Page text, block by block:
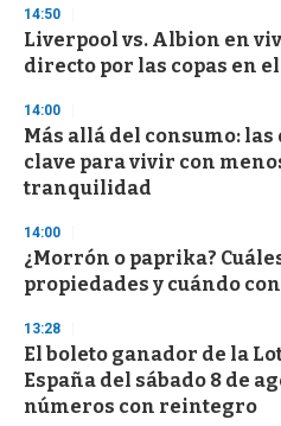
s
e
c
o
d
s
14:50
Liverpool vs. Albion en
directo por las copas en
14:00
Más allá del consumo:
clave para vivir con
tranquilidad
14:00
¿Morrón o paprika?
propiedades y cuándo
13:28
El boleto ganador de la
España del sábado 8 de
números con reintegro